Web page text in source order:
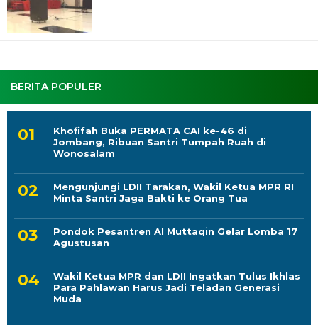
BERITA POPULER
Khofifah Buka PERMATA CAI ke-46 di
Jombang, Ribuan Santri Tumpah Ruah di
Wonosalam
Mengunjungi LDII Tarakan, Wakil Ketua MPR RI
Minta Santri Jaga Bakti ke Orang Tua
Pondok Pesantren Al Muttaqin Gelar Lomba 17
Agustusan
Wakil Ketua MPR dan LDII Ingatkan Tulus Ikhlas
Para Pahlawan Harus Jadi Teladan Generasi
Muda